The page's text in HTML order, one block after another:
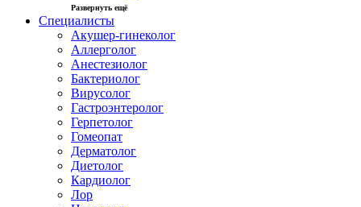
Развернуть ещё
Специалисты
Акушер-гинеколог
Аллерголог
Анестезиолог
Бактериолог
Вирусолог
Гастроэнтеролог
Герпетолог
Гомеопат
Дерматолог
Диетолог
Кардиолог
Лор